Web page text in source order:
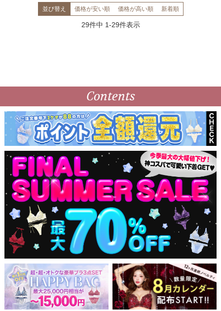
並び替え 価格が安い順 価格が高い順 新着順
29件中 1-29件表示
Contents